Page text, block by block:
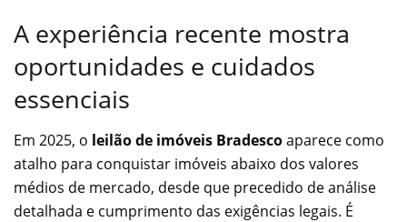
A experiência recente mostra
oportunidades e cuidados
essenciais
Em 2025, o leilão de imóveis Bradescoaparece como
atalho para conquistar imóveis abaixo dos valores
médios de mercado, desde que precedido de análise
detalhada e cumprimento das exigências legais. É